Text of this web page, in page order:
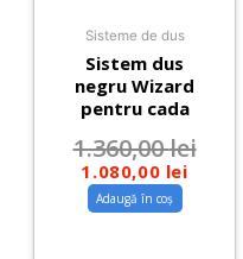
Sisteme de dus
Sistem dus
negru Wizard
pentru cada
1.360,00lei
1.080,00 lei
Adaugă în coș